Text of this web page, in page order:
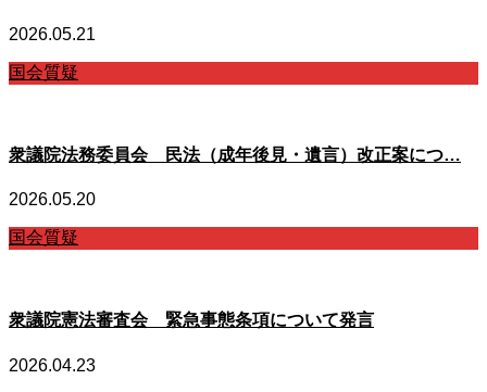
2026.05.21
国会質疑
衆議院法務委員会 民法（成年後見・遺言）改正案につ…
2026.05.20
国会質疑
衆議院憲法審査会 緊急事態条項について発言
2026.04.23